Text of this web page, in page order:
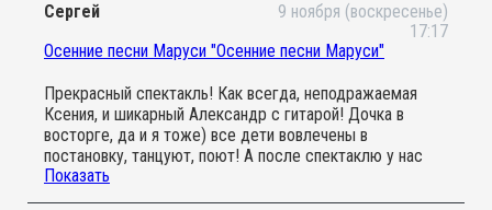
Русские мотивы в спектакле очень понравились, не
банально. Традиционно, но в тоже время свежо: именно
то, что я бы хотела донести своей дочке.
Люблю камерный формат для деток, площадка на
«Дробь восемь» идеально подходит. Отличный
семейный досуг. Спасибо организаторам и артистам!
Сергей
9 ноября (воскресенье)
17:17
Осенние песни Маруси "Осенние песни Маруси"
Прекрасный спектакль! Как всегда, неподражаемая
Ксения, и шикарный Александр с гитарой! Дочка в
восторге, да и я тоже) все дети вовлечены в
постановку, танцуют, поют! А после спектаклю у нас
остался милейший «зайчик на пальчик». Очень
рекомендую!
Показать